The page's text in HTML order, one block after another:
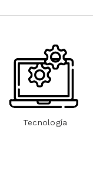
Tecnología